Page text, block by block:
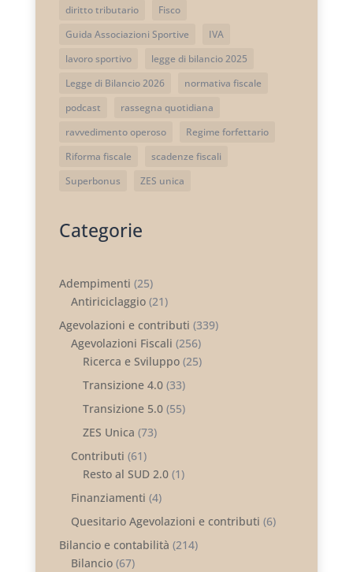
diritto tributario
Fisco
Guida Associazioni Sportive
IVA
lavoro sportivo
legge di bilancio 2025
Legge di Bilancio 2026
normativa fiscale
podcast
rassegna quotidiana
ravvedimento operoso
Regime forfettario
Riforma fiscale
scadenze fiscali
Superbonus
ZES unica
Categorie
Adempimenti (25)
Antiriciclaggio(21)
Agevolazioni e contributi (339)
Agevolazioni Fiscali (256)
Ricerca e Sviluppo(25)
Transizione 4.0(33)
Transizione 5.0(55)
ZES Unica (73)
Contributi (61)
Resto al SUD 2.0(1)
Finanziamenti (4)
Quesitario Agevolazioni e contributi (6)
Bilancio e contabilità (214)
Bilancio(67)